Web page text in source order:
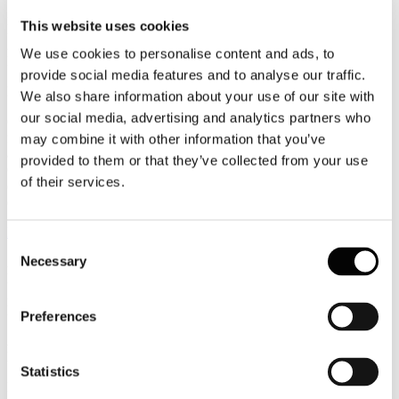
This website uses cookies
We use cookies to personalise content and ads, to
provide social media features and to analyse our traffic.
We also share information about your use of our site with
our social media, advertising and analytics partners who
may combine it with other information that you’ve
provided to them or that they’ve collected from your use
of their services.
Selection
Necessary
Preferences
Statistics
Luglio
2026
News 2026
Boeing: la flotta aerea entro il 2045 toccherà 500mila velivoli
Cieli sempre più affollati da qui ai prossimi 20 anni: entro il 2045 la
flotta mondiale dell’aviazione commerciale toccherà oltre 50.000
aeromobili secondo la previsione contenuta nel Commercial Market
Outlook 2026 di Boeing che prevede un basso impatto delle attuali
criticità del settore sulla crescita di lungo periodo dell’aviazione
News 2026
La transizione culturale dal concetto di possesso del veicolo a quello